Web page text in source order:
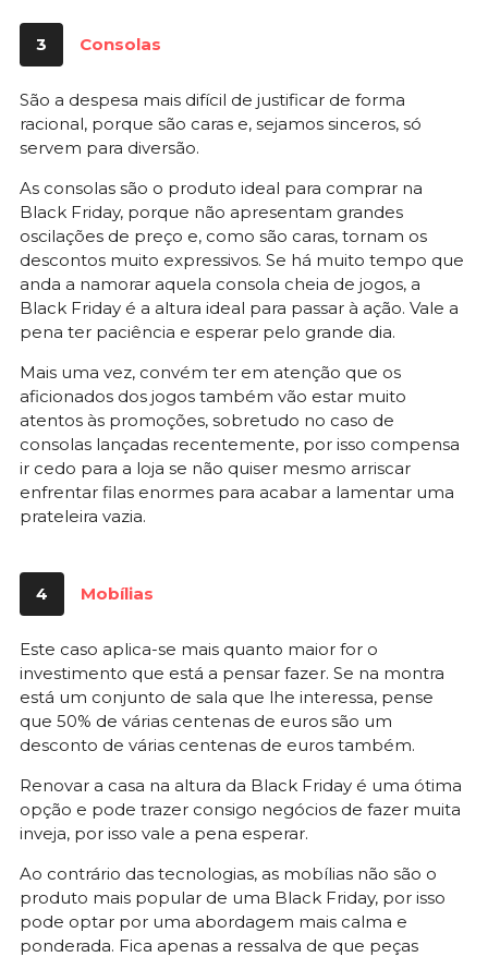
3 Consolas
São a despesa mais difícil de justificar de forma
racional, porque são caras e, sejamos sinceros, só
servem para diversão.
As consolas são o produto ideal para comprar na
Black Friday, porque não apresentam grandes
oscilações de preço e, como são caras, tornam os
descontos muito expressivos. Se há muito tempo que
anda a namorar aquela consola cheia de jogos, a
Black Friday é a altura ideal para passar à ação. Vale a
pena ter paciência e esperar pelo grande dia.
Mais uma vez, convém ter em atenção que os
aficionados dos jogos também vão estar muito
atentos às promoções, sobretudo no caso de
consolas lançadas recentemente, por isso compensa
ir cedo para a loja se não quiser mesmo arriscar
enfrentar filas enormes para acabar a lamentar uma
prateleira vazia.
4 Mobílias
Este caso aplica-se mais quanto maior for o
investimento que está a pensar fazer. Se na montra
está um conjunto de sala que lhe interessa, pense
que 50% de várias centenas de euros são um
desconto de várias centenas de euros também.
Renovar a casa na altura da Black Friday é uma ótima
opção e pode trazer consigo negócios de fazer muita
inveja, por isso vale a pena esperar.
Ao contrário das tecnologias, as mobílias não são o
produto mais popular de uma Black Friday, por isso
pode optar por uma abordagem mais calma e
ponderada. Fica apenas a ressalva de que peças